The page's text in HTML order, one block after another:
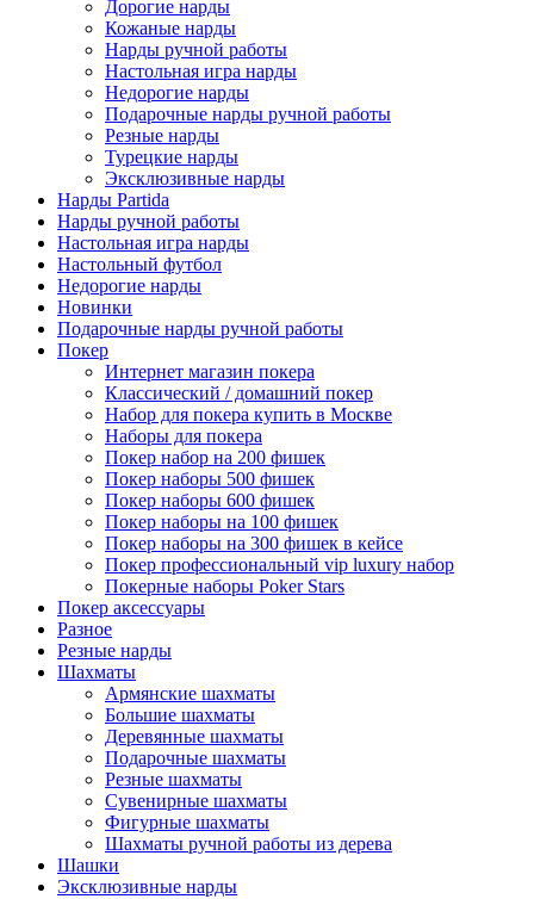
Дорогие нарды
Кожаные нарды
Нарды ручной работы
Настольная игра нарды
Недорогие нарды
Подарочные нарды ручной работы
Резные нарды
Турецкие нарды
Эксклюзивные нарды
Нарды Partida
Нарды ручной работы
Настольная игра нарды
Настольный футбол
Недорогие нарды
Новинки
Подарочные нарды ручной работы
Покер
Интернет магазин покера
Классический / домашний покер
Набор для покера купить в Москве
Наборы для покера
Покер набор на 200 фишек
Покер наборы 500 фишек
Покер наборы 600 фишек
Покер наборы на 100 фишек
Покер наборы на 300 фишек в кейсе
Покер профессиональный vip luxury набор
Покерные наборы Poker Stars
Покер аксессуары
Разное
Резные нарды
Шахматы
Армянские шахматы
Большие шахматы
Деревянные шахматы
Подарочные шахматы
Резные шахматы
Сувенирные шахматы
Фигурные шахматы
Шахматы ручной работы из дерева
Шашки
Эксклюзивные нарды